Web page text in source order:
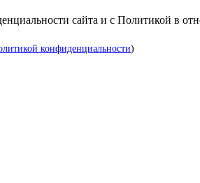
сайта и с Политикой в
конфиденциальности)